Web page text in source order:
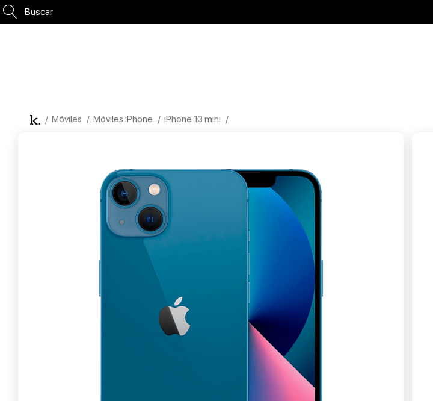
Buscar
Móviles Móviles iPhone iPhone 13 mini